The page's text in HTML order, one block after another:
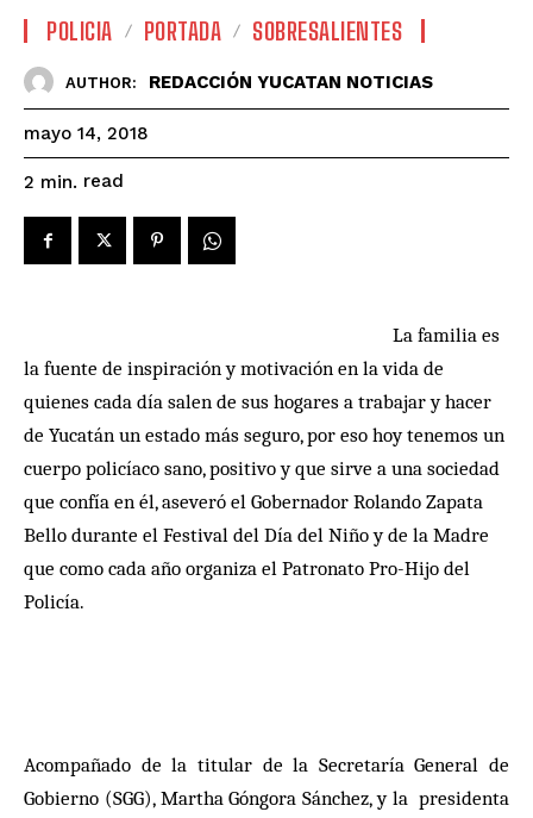
POLICIA PORTADA SOBRESALIENTES
AUTHOR: REDACCIÓN YUCATAN NOTICIAS
mayo 14, 2018
2 min. read
La familia es
la fuente de inspiración y motivación en la vida de
quienes cada día salen de sus hogares a trabajar y hacer
de Yucatán un estado más seguro, por eso hoy tenemos un
cuerpo policíaco sano, positivo y que sirve a una sociedad
que confía en él, aseveró el Gobernador Rolando Zapata
Bello durante el Festival del Día del Niño y de la Madre
que como cada año organiza el Patronato Pro-Hijo del
Policía.
Acompañado de la titular de la Secretaría General de
Gobierno (SGG), Martha Góngora Sánchez, y la presidenta